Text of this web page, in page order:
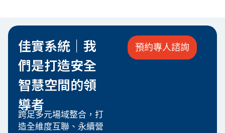
佳實系統｜我
們是打造安全
智慧空間的領
導者
跨足多元場域整合，打
造全維度互聯、永續營
預約專人諮詢